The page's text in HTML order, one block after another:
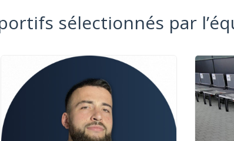
sélectionnés par